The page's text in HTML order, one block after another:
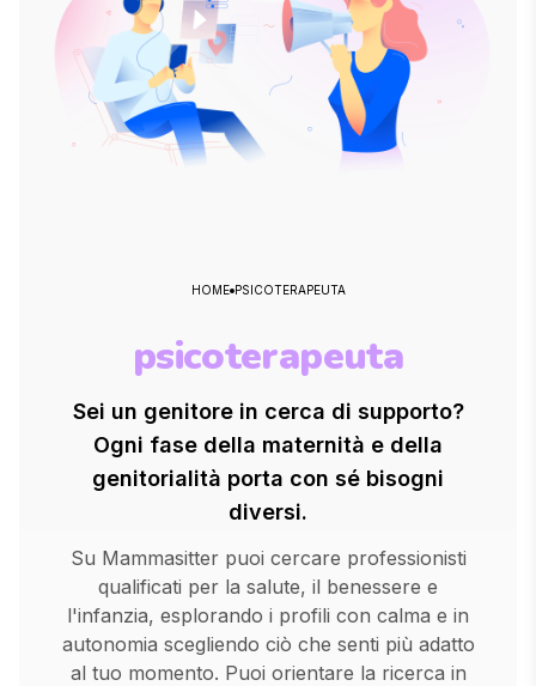
HOME PSICOTERAPEUTA
psicoterapeuta
Sei un genitore in cerca di supporto?
Ogni fase della maternità e della
genitorialità porta con sé bisogni
diversi.
Su Mammasitter puoi cercare professionisti
qualificati per la salute, il benessere e
l'infanzia, esplorando i profili con calma e in
autonomia scegliendo ciò che senti più adatto
al tuo momento. Puoi orientare la ricerca in